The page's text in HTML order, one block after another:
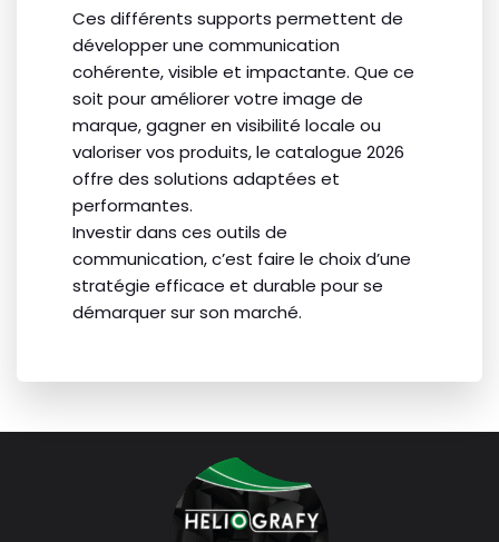
Ces différents supports permettent de
développer une communication
cohérente, visible et impactante. Que ce
soit pour améliorer votre image de
marque, gagner en visibilité locale ou
valoriser vos produits, le catalogue 2026
offre des solutions adaptées et
performantes.
Investir dans ces outils de
communication, c’est faire le choix d’une
stratégie efficace et durable pour se
démarquer sur son marché.